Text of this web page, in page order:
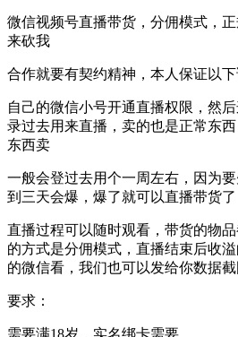
微信视频号直播带货，分佣模式，
来砍我
合作就要有契约精神，本人保证以
自己的微信小号开通直播权限，然
录过去用来直播，卖的也是正常东
东西卖
一般会登过去用个一周左右，因为
到三天会爆，爆了就可以直播带货了
直播过程可以随时观看，带货的物
的方式是分佣模式，直播结束后收
的微信看，我们也可以发给你数据截
要求：
需要满18岁，实名绑卡需要